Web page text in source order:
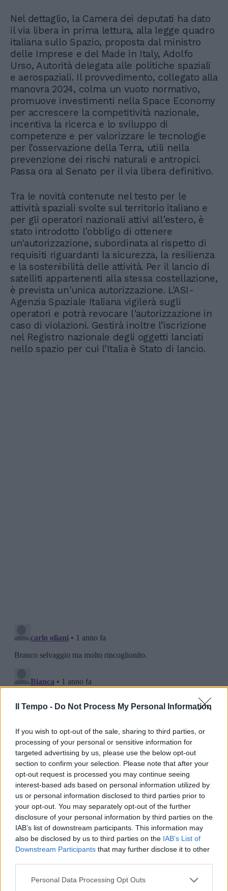
Il Tempo - Do Not Process My Personal Information
If you wish to opt-out of the sale, sharing to third parties, or
processing of your personal or sensitive information for
targeted advertising by us, please use the below opt-out
section to confirm your selection. Please note that after your
opt-out request is processed you may continue seeing
interest-based ads based on personal information utilized by
us or personal information disclosed to third parties prior to
your opt-out. You may separately opt-out of the further
disclosure of your personal information by third parties on the
IAB’s list of downstream participants. This information may
also be disclosed by us to third parties on the IAB’s List of
Downstream Participants that may further disclose it to other
Personal Data Processing Opt Outs
Nel dettaglio, la Camera dei deputati ha dato
il via libera in prima lettura, alla legge quadro
italiana sullo Spazio, proposta dal ministro
delle Imprese e del Made in Italy, Adolfo
Urso, Autorità delegata alle politiche spaziali
e aerospaziali. Il provvedimento, collegato alla
manovra 2024, colma un vuoto normativo,
promuove investimenti nella Space Economy
per accrescere la competitività nazionale,
incentiva la ricerca e lo sviluppo di
competenze e per valorizzare le tecnologie
per l’osservazione della Terra, utili nella
prevenzione dei rischi naturali e antropici.
Passa ora al Senato per il via libera definitivo.
Tra le novità contenute nel testo per le
attività spaziali svolte sul territorio italiano e
per gli operatori nazionali attivi all'estero, è
stato introdotto l'obbligo di ottenere
un'autorizzazione, subordinata al rispetto di
requisiti riguardanti la sicurezza, la resilienza
e la sostenibilità delle attività. Per il lancio di
satelliti appartenenti alla stessa costellazione,
è prevista un'unica autorizzazione. L'ASI-
Agenzia Spaziale Italiana vigilerà sugli
operatori e potrà revocare l'autorizzazione in
caso di violazioni. Gestirà inoltre l’iscrizione
nel Registro nazionale degli oggetti lanciati
nello spazio per cui l’Italia è Stato di lancio.